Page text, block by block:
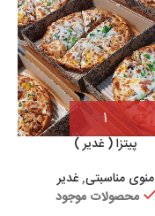
پیتزا ( غدیر )
منوی مناسبتی,غدیر
محصولات موجود